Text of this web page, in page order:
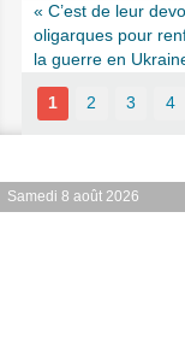
« C’est de leur
oligarques pour
la guerre en
1 2 3 4
Samedi 8 août 2026